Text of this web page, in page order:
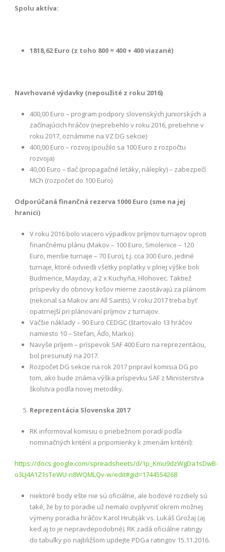
Spolu aktíva:
1818,62 Euro (z toho 800 = 400 + 400 viazané)
Navrhované výdavky (nepoužité z roku 2016)
400,00 Euro – program podpory slovenských juniorských a
začínajúcich hráčov (neprebehlo v roku 2016, prebehne v
roku 2017, oznámime na VZ DG sekcie)
400,00 Euro – rozvoj (použilo sa 100 Euro z rozpočtu
rozvoja)
40,00 Euro – tlač (propagačné letáky, nálepky) – zabezpečí
MCh (rozpočet do 100 Euro)
Odporúčaná finančná rezerva 1000 Euro (sme na jej
hranici)
V roku 2016 bolo viacero výpadkov príjmov turnajov oproti
finančnému plánu (Makov – 100 Euro, Smolenice – 120
Euro, menšie turnaje – 70 Euro), t.j. cca 300 Euro, jediné
turnaje, ktoré odviedli všetky poplatky v plnej výške boli
Budmerice, Mayday, a 2 x Kuchyňa, Hlohovec. Taktiež
príspevky do obnovy košov mierne zaostávajú za plánom
(nekonal sa Makov ani All Saints). V roku 2017 treba byť
opatrnejší pri plánovaní príjmov z turnajov.
Väčšie náklady – 90 Euro CEDGC (štartovalo 13 hráčov
namiesto 10 – Stefan, Áďo, Marko)
Navyše príjem – príspevok SAF 400 Euro na reprezentáciu,
bol presunutý na 2017.
Rozpočet DG sekcie na rok 2017 pripraví komisia DG po
tom, ako bude známa výška príspevku SAF z Ministerstva
školstva podľa novej metodiky.
Reprezentácia Slovenska 2017
RK informoval komisiu o priebežnom poradí podľa
nominačných kritérií a pripomienky k zmenám kritérií):
https://docs.google.com/spreadsheets/d/1p_Kmu9dzWgDa1sDwB-
o3LJ4A1Z1sTeWU-n8WQMLQv-w/edit#gid=1744554268
niektoré body ešte nie sú oficiálne, ale bodové rozdiely sú
také, že by to poradie už nemalo ovplyvniť okrem možnej
výmeny poradia hráčov Karol Hrubják vs. Lukáš Grožaj (aj
keď aj to je nepravdepodobné). RK zadá oficiálne ratingy
do tabuľky po najbližšom updejte PDGa ratingov 15.11.2016.